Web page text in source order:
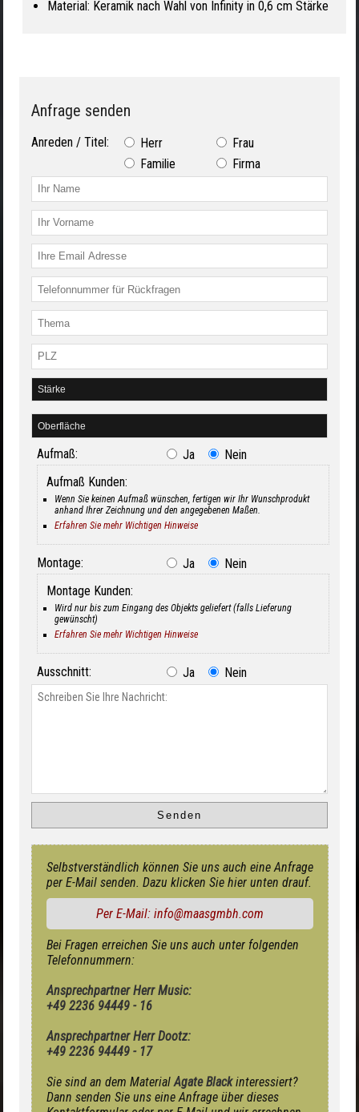
Material: Keramik nach Wahl von Infinity in 0,6 cm Stärke
Anfrage senden
Anreden / Titel: Herr
Frau
Familie
Firma
Aufmaß: Ja
Nein
Aufmaß Kunden:
Wenn Sie keinen Aufmaß wünschen, fertigen wir Ihr Wunschprodukt
anhand Ihrer Zeichnung und den angegebenen Maßen.
Erfahren Sie mehr Wichtigen Hinweise
Montage: Ja
Nein
Montage Kunden:
Wird nur bis zum Eingang des Objekts geliefert (falls Lieferung
gewünscht)
Erfahren Sie mehr Wichtigen Hinweise
Ausschnitt: Ja Nein
Selbstverständlich können Sie uns auch eine Anfrage
per E-Mail senden. Dazu klicken Sie hier unten drauf.
Per E-Mail: info@maasgmbh.com
Bei Fragen erreichen Sie uns auch unter folgenden
Telefonnummern:
Ansprechpartner Herr Music:
+49 2236 94449 - 16
Ansprechpartner Herr Dootz:
+49 2236 94449 - 17
Sie sind an dem Material Agate Blackinteressiert?
Dann senden Sie uns eine Anfrage über dieses